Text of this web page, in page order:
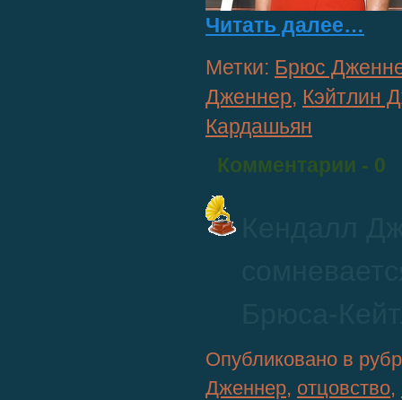
Читать далее…
Метки: Брюс
Дженнер, Кэйтлин
Кардашьян
Комментарии - 0
Опубликовано в
Дженнер, отцовство,